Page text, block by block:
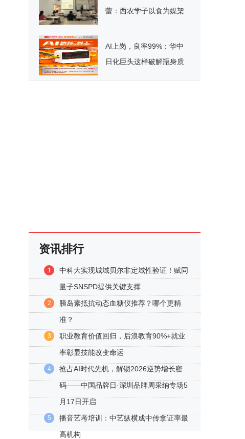
蕾：西农学子以食为媒架
AI上岗，良率99%：华中
日化巨头这样破解瓶身质
资讯排行
1
中科大实现城域贝尔非定域性验证！赋同
量子SNSPD提供关键支撑
2
胰岛素抵抗动态血糖仪推荐？哪个更精
准？
3
职业教育价值回归，后浪教育90%+就业
率彰显技能改变命运
4
抢占AI时代先机，解锁2026逆势增长密
码——中国品牌日·深圳品牌周采纳专场5
月17日开启
5
播音艺考培训：中艺纵横成中传拿证率最
高机构